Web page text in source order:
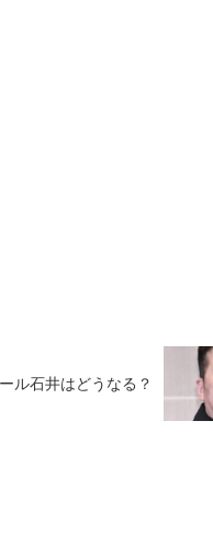
ル石井はどうなる？